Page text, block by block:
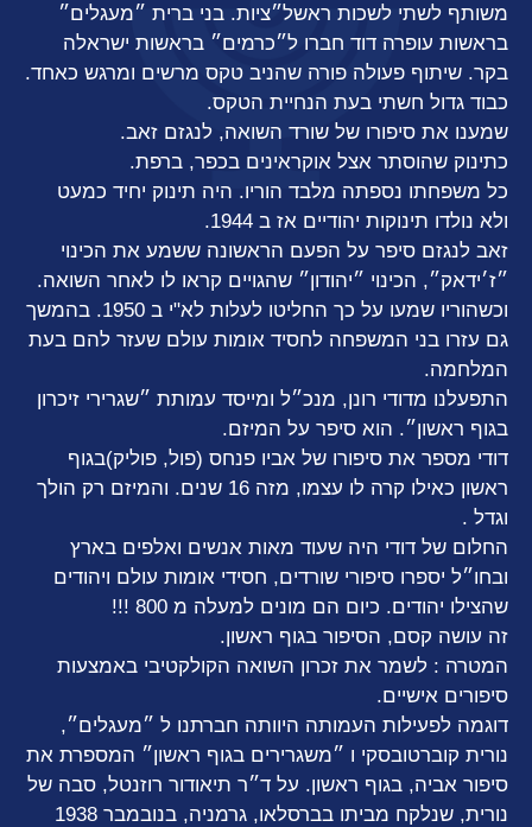
משותף לשתי לשכות ראשל״ציות. בני ברית ״מעגלים״
בראשות עופרה דוד חברו ל״כרמים״ בראשות ישראלה
בקר. שיתוף פעולה פורה שהניב טקס מרשים ומרגש כאחד.
כבוד גדול חשתי בעת הנחיית הטקס.
שמענו את סיפורו של שורד השואה, לנגזם זאב.
כתינוק שהוסתר אצל אוקראינים בכפר, ברפת.
כל משפחתו נספתה מלבד הוריו. היה תינוק יחיד כמעט
ולא נולדו תינוקות יהודיים אז ב 1944.
זאב לנגזם סיפר על הפעם הראשונה ששמע את הכינוי
״ז׳ידאק״, הכינוי ״יהודון״ שהגויים קראו לו לאחר השואה.
וכשהוריו שמעו על כך החליטו לעלות לא"י ב 1950. בהמשך
גם עזרו בני המשפחה לחסיד אומות עולם שעזר להם בעת
המלחמה.
התפעלנו מדודי רונן, מנכ״ל ומייסד עמותת ״שגרירי זיכרון
בגוף ראשון״. הוא סיפר על המיזם.
דודי מספר את סיפורו של אביו פנחס (פול, פוליק)בגוף
ראשון כאילו קרה לו עצמו, מזה 16 שנים. והמיזם רק הולך
וגדל .
החלום של דודי היה שעוד מאות אנשים ואלפים בארץ
ובחו״ל יספרו סיפורי שורדים, חסידי אומות עולם ויהודים
שהצילו יהודים. כיום הם מונים למעלה מ 800 !!!
זה עושה קסם, הסיפור בגוף ראשון.
המטרה : לשמר את זכרון השואה הקולקטיבי באמצעות
סיפורים אישיים.
דוגמה לפעילות העמותה היוותה חברתנו ל ״מעגלים״,
נורית קוברטובסקי ו ״משגרירים בגוף ראשון״ המספרת את
סיפור אביה, בגוף ראשון. על ד״ר תיאודור רוזנטל, סבה של
נורית, שנלקח מביתו בברסלאו, גרמניה, בנובמבר 1938